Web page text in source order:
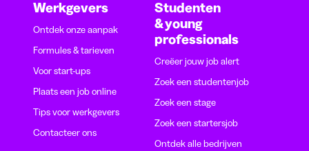
Werkgevers
Ontdek onze aanpak
Formules & tarieven
Voor start-ups
Plaats een job online
Tips voor werkgevers
Contacteer ons
Studenten
& young
professionals
Creëer jouw job alert
Zoek een studentenjob
Zoek een stage
Zoek een startersjob
Ontdek alle bedrijven